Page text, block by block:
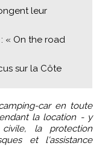
leur
« On the road
sur la Côte
la location - y
civile, la protection
et l'assistance